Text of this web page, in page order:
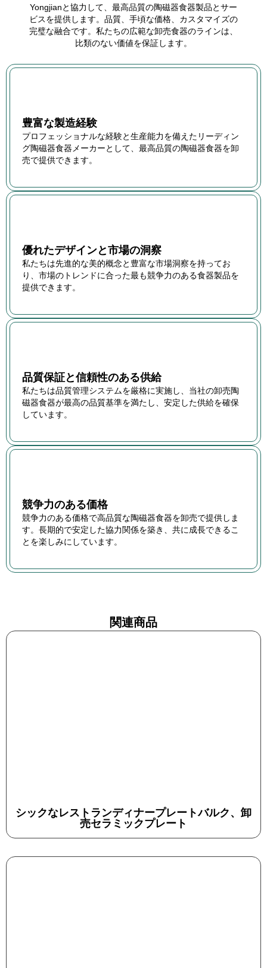
Yongjianと協力して、最高品質の陶磁器食器製品とサー
ビスを提供します。品質、手頃な価格、カスタマイズの
完璧な融合です。私たちの広範な卸売食器のラインは、
比類のない価値を保証します。
豊富な製造経験
プロフェッショナルな経験と生産能力を備えたリーディン
グ陶磁器食器メーカーとして、最高品質の陶磁器食器を卸
売で提供できます。
優れたデザインと市場の洞察
私たちは先進的な美的概念と豊富な市場洞察を持ってお
り、市場のトレンドに合った最も競争力のある食器製品を
提供できます。
品質保証と信頼性のある供給
私たちは品質管理システムを厳格に実施し、当社の卸売陶
磁器食器が最高の品質基準を満たし、安定した供給を確保
しています。
競争力のある価格
競争力のある価格で高品質な陶磁器食器を卸売で提供しま
す。長期的で安定した協力関係を築き、共に成長できるこ
とを楽しみにしています。
関連商品
シックなレストランディナープレートバルク、卸
売セラミックプレート